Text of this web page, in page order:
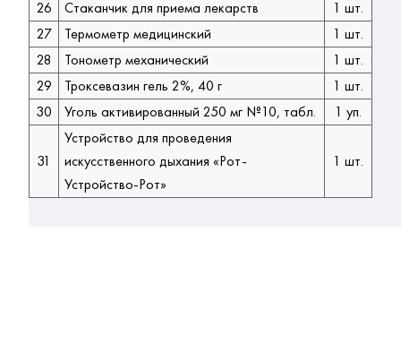
26
Стаканчик для приема лекарств
1 шт.
27
Термометр медицинский
1 шт.
28
Тонометр механический
1 шт.
29
Троксевазин гель 2%, 40 г
1 шт.
30
Уголь активированный 250 мг №10, табл. 1 уп.
31
Устройство для проведения
искусственного дыхания «Рот-
Устройство-Рот»
1 шт.